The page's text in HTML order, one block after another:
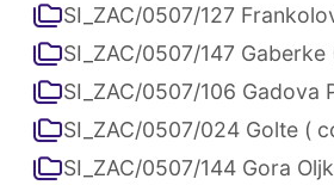
SI_ZAC/0507/127
SI_ZAC/0507/147 Gaberke
SI_ZAC/0507/106 Gadova
SI_ZAC/0507/024 Golte (
SI_ZAC/0507/144 Gora